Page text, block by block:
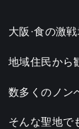
大阪·食の激
地域住民から
数多くのノン
そんな聖地で